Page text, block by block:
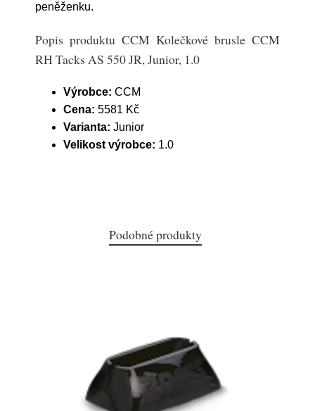
peněženku.
Popis produktu CCM Kolečkové brusle CCM
RH Tacks AS 550 JR, Junior, 1.0
Výrobce: CCM
Cena: 5581 Kč
Varianta: Junior
Velikost výrobce: 1.0
Podobné produkty